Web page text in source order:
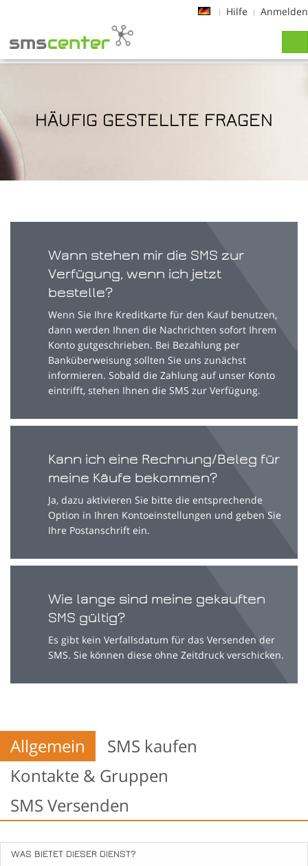
Hilfe Anmelden
HÄUFIG GESTELLTE FRAGEN
Wann stehen mir die SMS zur
Verfügung, wenn ich jetzt
bestelle?
Wenn Sie Ihre Kreditkarte für den Kauf benutzen,
dann werden Ihnen die Nachrichten sofort Ihrem
Konto gutgeschrieben. Bei Bezahlung per
Banküberweisung sollten Sie uns zunächst
informieren. Sobald die Zahlung auf unser Konto
eintrifft, stehen Ihnen die SMS zur Verfügung.
Kann ich eine Rechnung/Beleg für
meine Käufe bekommen?
Ja, dazu aktivieren Sie bitte die entsprechende
Option in Ihren Kontoeinstellungen und geben Sie
Ihre Postanschrift ein.
Wie lange sind meine gekauften
SMS gültig?
Es gibt kein Verfallsdatum für das Versenden der
SMS. Sie können diese ohne Zeitdruck verschicken.
Allgemein
SMS kaufen
Kontakte & Gruppen
SMS Versenden
WAS BIETET DIESER DIENST?